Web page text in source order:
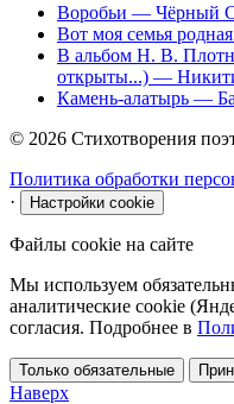
Воробьи — Чёрный
Вот моя семья родная
В альбом Н. В.
открыты...) —
Камень-алатырь —
© 2026 Стихотворения
Политика обработки
·
Настройки cookie
Файлы cookie на сайте
Мы используем
аналитические cookie
согласия. Подробнее в
Только обязательные
Наверх